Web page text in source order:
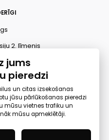
2. līmenis
pratība
jums
pieredzi
un citas izsekošanas
jūsu pārlūkošanas pieredzi
mūsu vietnes trafiku un
mūsu apmeklētāji.